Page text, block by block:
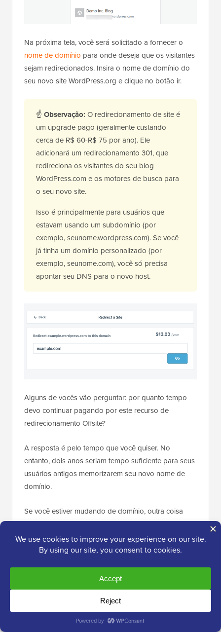
Na próxima tela, você será solicitado a fornecer o
nome de domínio para onde deseja que os visitantes
sejam redirecionados. Insira o nome de domínio do
seu novo site WordPress.org e clique no botão ir.
☝ Observação: O redirecionamento de site é
um upgrade pago (geralmente custando
cerca de R$ 60-R$ 75 por ano). Ele
adicionará um redirecionamento 301, que
redireciona os visitantes do seu blog
WordPress.com e os motores de busca para
o seu novo site.
Isso é principalmente para usuários que
estavam usando um subdomínio (por
exemplo, seunome.wordpress.com). Se você
já tinha um domínio personalizado (por
exemplo, seunome.com), você só precisa
apontar seu DNS para o novo host.
Alguns de vocês vão perguntar: por quanto tempo
devo continuar pagando por este recurso de
redirecionamento Offsite?
A resposta é pelo tempo que você quiser. No
entanto, dois anos seriam tempo suficiente para seus
usuários antigos memorizarem seu novo nome de
domínio.
Se você estiver mudando de domínio, outra coisa
que você vai querer fazer é atualizar todos os URLs
dentro das postagens. Se você já interligou suas
postagens, esses links precisam ser atualizados.
URLs ao mover seu site WordPress
Se você tem um domínio personalizado no
WordPress.com, não precisa se preocupar.
altere o registro DNSpara seu host, e